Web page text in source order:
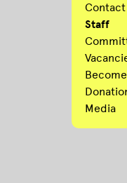
Contact
Staff
Media